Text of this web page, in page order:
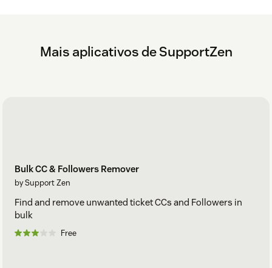
Mais aplicativos de SupportZen
Bulk CC & Followers Remover
by Support Zen
Find and remove unwanted ticket CCs and Followers in
bulk
Free